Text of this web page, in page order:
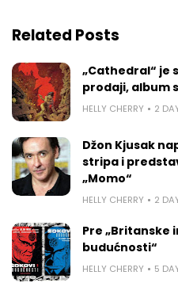
Related Posts
„Cathedral“ je
prodaji, album
HELLY CHERRY 2
Džon Kjusak
stripa i
„Momo“
HELLY CHERRY 2
Pre „Britanske
budućnosti“
HELLY CHERRY 5